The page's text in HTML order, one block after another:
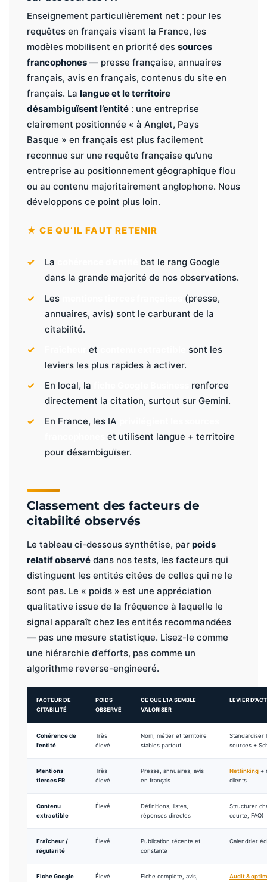
Enseignement particulièrement net : pour les
requêtes en français visant la France, les
modèles mobilisent en priorité des sources
francophones — presse française, annuaires
français, avis en français, contenus du site en
français. La langue et le territoire
désambiguïsent l’entité : une entreprise
clairement positionnée « à Anglet, Pays
Basque » en français est plus facilement
reconnue sur une requête française qu’une
entreprise au positionnement géographique flou
ou au contenu majoritairement anglophone. Nous
développons ce point plus loin.
★ CE QU’IL FAUT RETENIR
La
bat le rang Google
dans la grande majorité de nos observations.
Les
(presse,
annuaires, avis) sont le carburant de la
citabilité.
et
sont les
leviers les plus rapides à activer.
En local, la
renforce
directement la citation, surtout sur Gemini.
En France, les IA
et utilisent langue + territoire
pour désambiguïser.
Classement des facteurs de
citabilité observés
Le tableau ci-dessous synthétise, par poids
relatif observé dans nos tests, les facteurs qui
distinguent les entités citées de celles qui ne le
sont pas. Le « poids » est une appréciation
qualitative issue de la fréquence à laquelle le
signal apparaît chez les entités recommandées
— pas une mesure statistique. Lisez-le comme
une hiérarchie d’efforts, pas comme un
algorithme reverse-engineeré.
FACTEUR DE
CITABILITÉ
POIDS
OBSERVÉ
CE QUE L’IA SEMBLE
VALORISER
LEVIER
Cohérence de
l’entité
Très
élevé
Nom, métier et territoire
stables partout
Standardiser
sources +
Mentions
tierces FR
Très
élevé
Presse, annuaires, avis
en français
Netlinking +
clients
Contenu
extractible
Élevé
Définitions, listes,
réponses directes
Structurer
courte, FAQ)
Fraîcheur /
régularité
Élevé
Publication récente et
constante
Calendrier
Fiche Google
Élevé
Fiche complète, avis,
Audit &